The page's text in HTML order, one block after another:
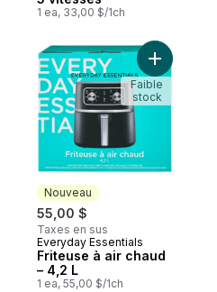
1 ea, 33,00 $/1ch
Nouveau
55,00 $
Taxes en sus
Nouveau
Everyday Essentials
Friteuse à air chaud
– 4,2 L
1 ea, 55,00 $/1ch
Ajouter
Faible
stock